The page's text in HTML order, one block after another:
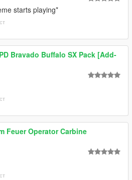
starts playing*
Bravado Buffalo SX Pack [Add-
Feuer Operator Carbine